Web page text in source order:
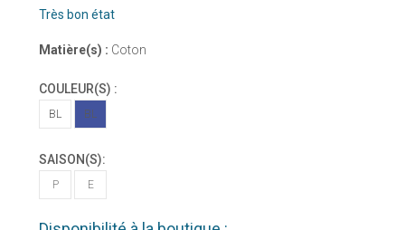
Très bon état
Matière(s) : Coton
COULEUR(S) :
BL BL
SAISON(S):
P E